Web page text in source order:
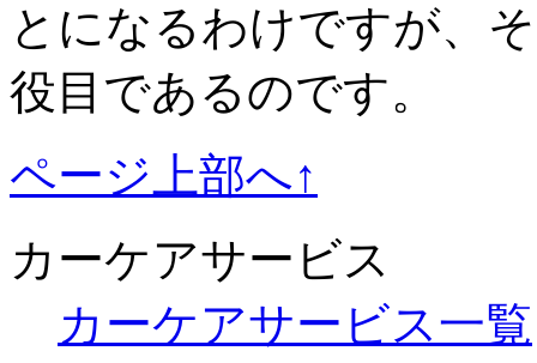
とになるわけですが、
役目であるのです。
ページ上部へ↑
カーケアサービス
カーケアサービス一覧